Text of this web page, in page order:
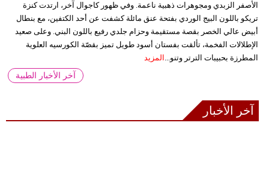
الأصفر الزبدي ومجوهرات ذهبية ناعمة. وفي ظهور كاجوال آخر، ارتدت كنزة
تريكو باللون البيج الوردي بفتحة عنق مائلة كشفت عن أحد الكتفين، مع بنطال
أبيض عالي الخصر بقصة مستقيمة وحزام جلدي رفيع باللون البني. وعلى صعيد
الإطلالات الفخمة، تألقت بفستان أسود طويل تميز بقصّة الكورسيه العلوية
المطرزة بحبيبات الترتر وتنو... المزيد
آخر الأخبار الطبية
آخر الأخبار